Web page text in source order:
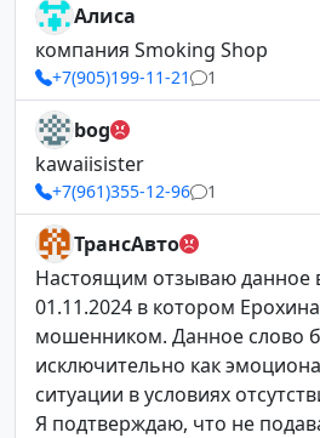
Алиса
компания Smoking Shop
+7(905)199-11-21 1
bog
kawaiisister
+7(961)355-12-96 1
ТрансАвто
Настоящим отзываю данное
01.11.2024 в котором
мошенником. Данное слово
исключительно как
ситуации в условиях
Я подтверждаю, что не